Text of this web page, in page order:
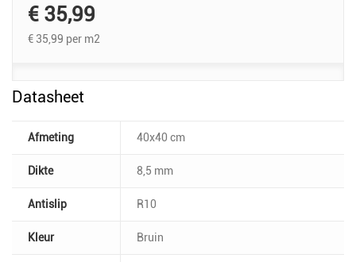
€ 35,99
€ 35,99 per m2
Datasheet
Afmeting 40x40 cm
Dikte 8,5 mm
Antislip R10
Kleur Bruin